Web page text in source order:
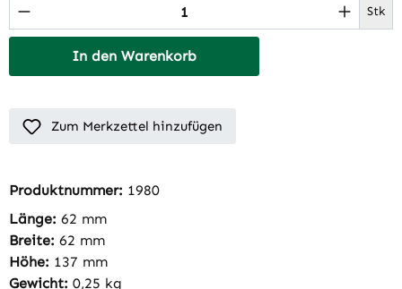
Produkt Anzahl: Gib den gewünschten Stk
In den Warenkorb
Zum Merkzettel hinzufügen
Produktnummer: 1980
Länge: 62 mm
Breite: 62 mm
Höhe: 137 mm
Gewicht: 0,25 kg